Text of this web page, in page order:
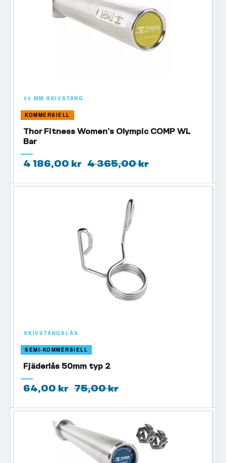
50 MM SKIVSTÅNG
KOMMERSIELL
Thor Fitness Women's Olympic COMP WL
Bar
4 186,00 kr 4 365,00 kr
SKIVSTÅNGSLÅS
SEMI-KOMMERSIELL
Fjäderlås 50mm typ 2
64,00 kr 75,00 kr